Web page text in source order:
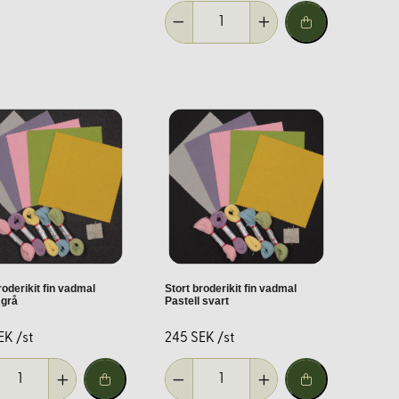
broderimaterial. Våra broderikit i ylle är noggrant
att kontakta oss för råd och inspiration.
och strävar efter att möta dina behov.
fin vadmal
/st
Stort broderikit fin vadmal
Pastell svart
245 SEK /st